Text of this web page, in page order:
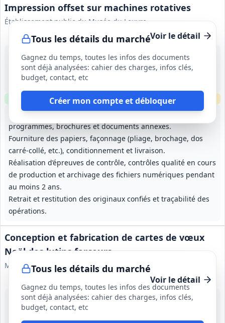
Tous les détails du marché
Gagnez du temps, toutes les infos des documents
sont déjà analysées: cahier des charges, infos clés,
budget, contact, etc
Créer mon compte et débloquer
Impression offset sur machines rotatives
Établissement public du Musée du Louvre
Voir le détail
Impression offset sur rotatives pour plans d'information,
programmes, brochures et documents annexes.
Fourniture des papiers, façonnage (pliage, brochage, dos
carré-collé, etc.), conditionnement et livraison.
Réalisation d’épreuves de contrôle, contrôles qualité en cours
de production et archivage des fichiers numériques pendant
au moins 2 ans.
Retrait et restitution des originaux confiés et traçabilité des
opérations.
1 sept. 2026
Paris (75)
500 000 €
1 an, renouvelable 3 fois (durée maximale 4 ans)
Clause environnementale Clause sociale Échantillons
Tous les détails du marché
Gagnez du temps, toutes les infos des documents
sont déjà analysées: cahier des charges, infos clés,
budget, contact, etc
Conception et fabrication de cartes de vœux
Noël des lutins farceurs
Mairie de Puteaux
Voir le détail
2 sept. 2026
Puteaux (92)